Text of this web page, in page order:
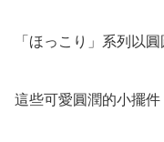
「ほっこり」系列以
這些可愛圓潤的小擺件